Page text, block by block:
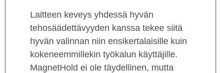
Laitteen keveys yhdessä hyvän
tehosäädettävyyden kanssa tekee siitä
hyvän valinnan niin ensikertalaisille kuin
kokeneemmillekin työkalun käyttäjille.
MagnetHold ei ole täydellinen, mutta